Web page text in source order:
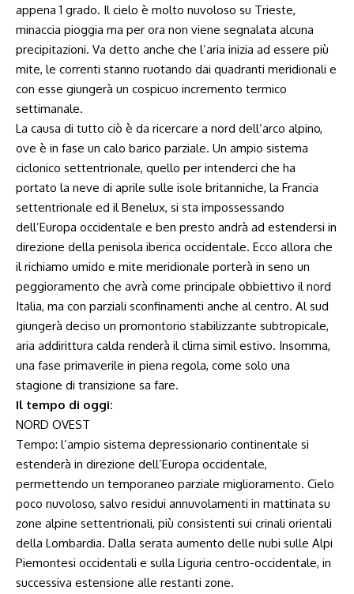
appena 1 grado. Il cielo è molto nuvoloso su Trieste,
minaccia pioggia ma per ora non viene segnalata alcuna
precipitazioni. Va detto anche che l’aria inizia ad essere più
mite, le correnti stanno ruotando dai quadranti meridionali e
con esse giungerà un cospicuo incremento termico
settimanale.
La causa di tutto ciò è da ricercare a nord dell’arco alpino,
ove è in fase un calo barico parziale. Un ampio sistema
ciclonico settentrionale, quello per intenderci che ha
portato la neve di aprile sulle isole britanniche, la Francia
settentrionale ed il Benelux, si sta impossessando
dell’Europa occidentale e ben presto andrà ad estendersi in
direzione della penisola iberica occidentale. Ecco allora che
il richiamo umido e mite meridionale porterà in seno un
peggioramento che avrà come principale obbiettivo il nord
Italia, ma con parziali sconfinamenti anche al centro. Al sud
giungerà deciso un promontorio stabilizzante subtropicale,
aria addirittura calda renderà il clima simil estivo. Insomma,
una fase primaverile in piena regola, come solo una
stagione di transizione sa fare.
Il tempo di oggi:
NORD OVEST
Tempo: l’ampio sistema depressionario continentale si
estenderà in direzione dell’Europa occidentale,
permettendo un temporaneo parziale miglioramento. Cielo
poco nuvoloso, salvo residui annuvolamenti in mattinata su
zone alpine settentrionali, più consistenti sui crinali orientali
della Lombardia. Dalla serata aumento delle nubi sulle Alpi
Piemontesi occidentali e sulla Liguria centro-occidentale, in
successiva estensione alle restanti zone.